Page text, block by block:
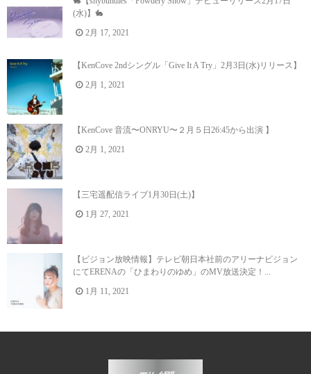
(水)】🐇
2月 17, 2021
【KenCove 2ndシングル「Give It A Try」2月3日(水)リリース】
2月 1, 2021
【KenCove 音流〜ONRYU〜２月５日26:45から出演 】
2月 1, 2021
【三宅遥配信ライブ1月30日(土)】
1月 27, 2021
【ビジョン放映情報】テレビ朝日本社前のアリーナビジョン
にてERENAの「ひまわりのゆめ」のMV放送決定！...
1月 11, 2021